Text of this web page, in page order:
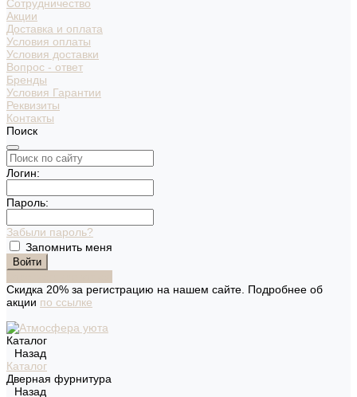
Сотрудничество
Акции
Доставка и оплата
Условия оплаты
Условия доставки
Вопрос - ответ
Бренды
Условия Гарантии
Реквизиты
Контакты
Поиск
Логин:
Пароль:
Забыли пароль?
Запомнить меня
Скидка 20% за регистрацию на нашем сайте. Подробнее об
акции по ссылке
Каталог
Назад
Каталог
Дверная фурнитура
Назад